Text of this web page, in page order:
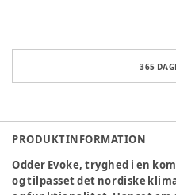
365
PRODUKTINFORMATION
Odder Evoke, tryghed i en
og tilpasset det nordiske